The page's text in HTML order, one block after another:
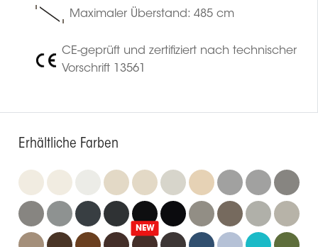
Maximaler Überstand: 485 cm
CE-geprüft und zertifiziert nach technischer
Vorschrift 13561
Erhältliche Farben